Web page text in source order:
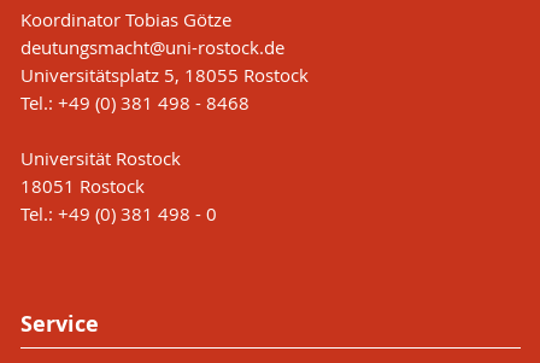
Koordinator Tobias Götze
deutungsmacht@uni-rostock.de
Universitätsplatz 5, 18055 Rostock
Tel.: +49 (0) 381 498 - 8468
Universität Rostock
18051 Rostock
Tel.: +49 (0) 381 498 - 0
Service